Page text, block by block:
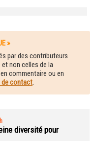
»
par des contributeurs
non celles de la
commentaire ou en
de contact
diversité pour